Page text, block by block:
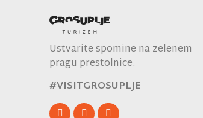
Ustvarite spomine na zelenem
pragu prestolnice.
#VISITGROSUPLJE